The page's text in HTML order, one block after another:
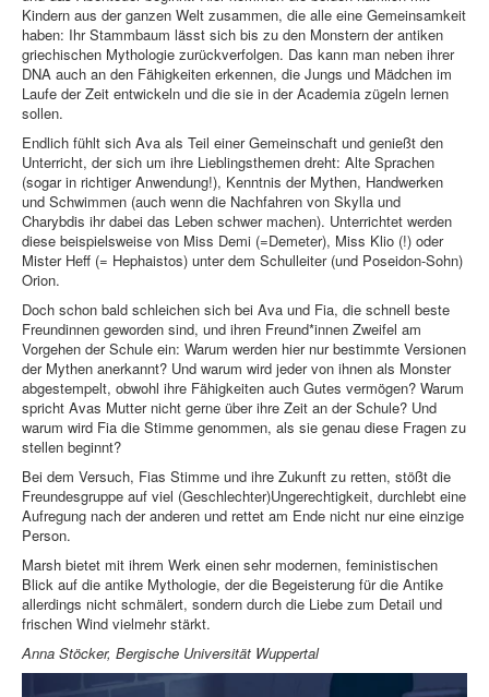
Kindern aus der ganzen Welt zusammen, die alle eine Gemeinsamkeit
haben: Ihr Stammbaum lässt sich bis zu den Monstern der antiken
griechischen Mythologie zurückverfolgen. Das kann man neben ihrer
DNA auch an den Fähigkeiten erkennen, die Jungs und Mädchen im
Laufe der Zeit entwickeln und die sie in der Academia zügeln lernen
sollen.
Endlich fühlt sich Ava als Teil einer Gemeinschaft und genießt den
Unterricht, der sich um ihre Lieblingsthemen dreht: Alte Sprachen
(sogar in richtiger Anwendung!), Kenntnis der Mythen, Handwerken
und Schwimmen (auch wenn die Nachfahren von Skylla und
Charybdis ihr dabei das Leben schwer machen). Unterrichtet werden
diese beispielsweise von Miss Demi (=Demeter), Miss Klio (!) oder
Mister Heff (= Hephaistos) unter dem Schulleiter (und Poseidon-Sohn)
Orion.
Doch schon bald schleichen sich bei Ava und Fia, die schnell beste
Freundinnen geworden sind, und ihren Freund*innen Zweifel am
Vorgehen der Schule ein: Warum werden hier nur bestimmte Versionen
der Mythen anerkannt? Und warum wird jeder von ihnen als Monster
abgestempelt, obwohl ihre Fähigkeiten auch Gutes vermögen? Warum
spricht Avas Mutter nicht gerne über ihre Zeit an der Schule? Und
warum wird Fia die Stimme genommen, als sie genau diese Fragen zu
stellen beginnt?
Bei dem Versuch, Fias Stimme und ihre Zukunft zu retten, stößt die
Freundesgruppe auf viel (Geschlechter)Ungerechtigkeit, durchlebt eine
Aufregung nach der anderen und rettet am Ende nicht nur eine einzige
Person.
Marsh bietet mit ihrem Werk einen sehr modernen, feministischen
Blick auf die antike Mythologie, der die Begeisterung für die Antike
allerdings nicht schmälert, sondern durch die Liebe zum Detail und
frischen Wind vielmehr stärkt.
Anna Stöcker, Bergische Universität Wuppertal